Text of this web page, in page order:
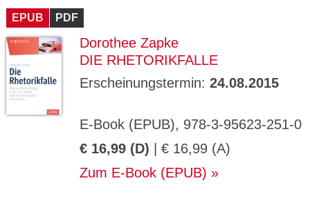
EPUB PDF
Dorothee Zapke
DIE RHETORIKFALLE
Erscheinungstermin: 24.08.2015
E-Book (EPUB), 978-3-95623-251-0
€ 16,99 (D) | € 16,99 (A)
Zum E-Book (EPUB)